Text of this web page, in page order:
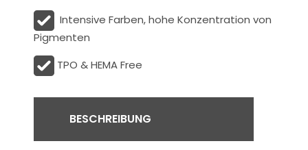
Intensive Farben, hohe Konzentration von
Pigmenten
TPO & HEMA Free
BESCHREIBUNG